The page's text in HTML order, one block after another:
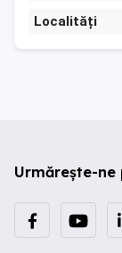
Localități
Urmărește-ne